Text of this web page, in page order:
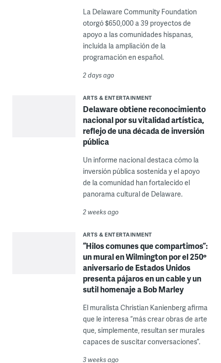
La Delaware Community Foundation
otorgó $650,000 a 39 proyectos de
apoyo a las comunidades hispanas,
incluida la ampliación de la
programación en español.
2 days ago
ARTS & ENTERTAINMENT
Delaware obtiene reconocimiento
nacional por su vitalidad artística,
reflejo de una década de inversión
pública
Un informe nacional destaca cómo la
inversión pública sostenida y el apoyo
de la comunidad han fortalecido el
panorama cultural de Delaware.
2 weeks ago
ARTS & ENTERTAINMENT
“Hilos comunes que compartimos”:
un mural en Wilmington por el 250º
aniversario de Estados Unidos
presenta pájaros en un cable y un
sutil homenaje a Bob Marley
El muralista Christian Kanienberg afirma
que le interesa “más crear obras de arte
que, simplemente, resultan ser murales
capaces de suscitar conversaciones”.
3 weeks ago